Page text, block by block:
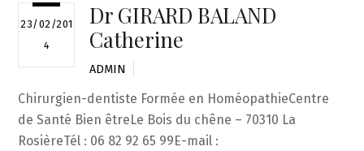
23/02/201
4
Dr GIRARD BALAND
Catherine
ADMIN
Chirurgien-dentiste Formée en HoméopathieCentre
de Santé Bien êtreLe Bois du chêne – 70310 La
RosièreTél : 06 82 92 65 99E-mail :